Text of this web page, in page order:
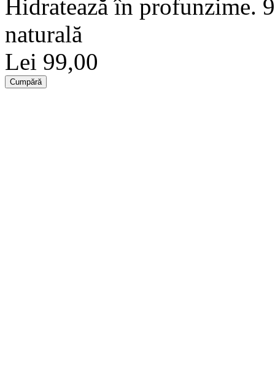
Hidratează în profunzime.
naturală
Lei 99,00
Cumpără